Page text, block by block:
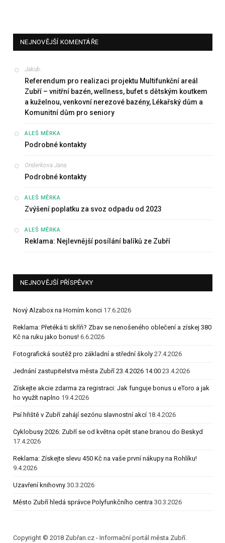
NEJNOVĚJŠÍ KOMENTÁŘE
Jakub:
Referendum pro realizaci projektu Multifunkční areál
Zubří – vnitřní bazén, wellness, bufet s dětským koutkem
a kuželnou, venkovní nerezové bazény, Lékařský dům a
Komunitní dům pro seniory
ALEŠ MĚRKA:
Podrobné kontakty
Onderkova Jana:
Podrobné kontakty
ALEŠ MĚRKA:
Zvýšení poplatku za svoz odpadu od 2023
ALEŠ MĚRKA:
Reklama: Nejlevnější posílání balíků ze Zubří
NEJNOVĚJŠÍ PŘÍSPĚVKY
Nový Alzabox na Horním konci 17.6.2026
Reklama: Přetéká ti skříň? Zbav se nenošeného oblečení a získej 380
Kč na ruku jako bonus! 6.6.2026
Fotografická soutěž pro základní a střední školy 27.4.2026
Jednání zastupitelstva města Zubří 23.4.2026 14:00 23.4.2026
Získejte akcie zdarma za registraci: Jak funguje bonus u eToro a jak
ho využít naplno 19.4.2026
Psí hřiště v Zubří zahájí sezónu slavnostní akcí 18.4.2026
Cyklobusy 2026: Zubří se od května opět stane branou do Beskyd
17.4.2026
Reklama: Získejte slevu 450 Kč na vaše první nákupy na Rohlíku!
9.4.2026
Uzavření knihovny 30.3.2026
Město Zubří hledá správce Polyfunkčního centra 30.3.2026
Copyright © 2018 Zubřan.cz - Informační portál města Zubří.